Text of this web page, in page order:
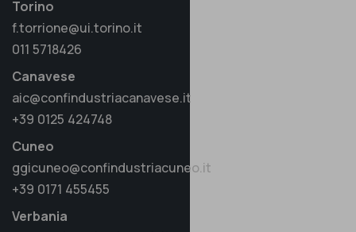
Torino
f.torrione@ui.torino.it
011 5718426
Canavese
aic@confindustriacanavese.it
+39 0125 424748
Cuneo
ggicuneo@confindustriacuneo.it
+39 0171 455455
Verbania